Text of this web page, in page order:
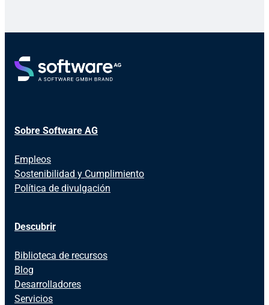
Sobre Software AG
Empleos
Sostenibilidad y Cumplimiento
Política de divulgación
Descubrir
Biblioteca de recursos
Blog
Desarrolladores
Servicios